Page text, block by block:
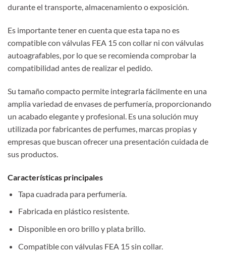
durante el transporte, almacenamiento o exposición.
Es importante tener en cuenta que esta tapa no es
compatible con válvulas FEA 15 con collar ni con válvulas
autoagrafables, por lo que se recomienda comprobar la
compatibilidad antes de realizar el pedido.
Su tamaño compacto permite integrarla fácilmente en una
amplia variedad de envases de perfumería, proporcionando
un acabado elegante y profesional. Es una solución muy
utilizada por fabricantes de perfumes, marcas propias y
empresas que buscan ofrecer una presentación cuidada de
sus productos.
Características principales
Tapa cuadrada para perfumería.
Fabricada en plástico resistente.
Disponible en oro brillo y plata brillo.
Compatible con válvulas FEA 15 sin collar.